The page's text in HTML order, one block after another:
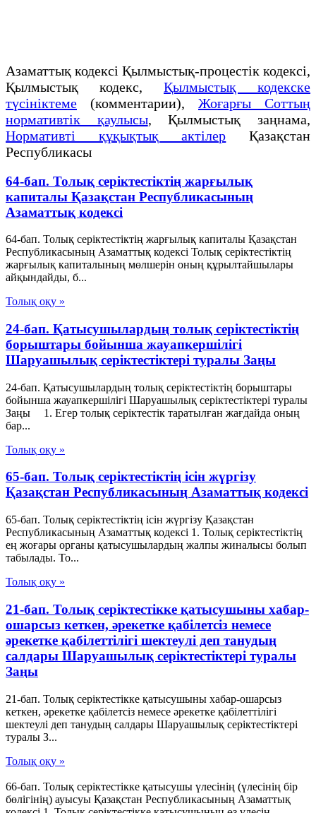
Азаматтық кодексi Қылмыстық-процестік кодексi,
Қылмыстық кодекс, Қылмыстық кодекске
түсініктеме (комментарии), Жоғарғы Соттың
нормативтік қаулысы, Қылмыстық заңнама,
Нормативті құқықтық актілер Қазақстан
Республикасы
64-бап. Толық серiктестiктiң жарғылық
капиталы Қазақстан Республикасының
Азаматтық кодексi
64-бап. Толық серiктестiктiң жарғылық капиталы Қазақстан
Республикасының Азаматтық кодексi Толық серiктестiктiң
жарғылық капиталының мөлшерiн оның құрылтайшылары
айқындайды, б...
Толық оқу »
24-бап. Қатысушылардың толық серiктестiктiң
борыштары бойынша жауапкершiлiгi
Шаруашылық серіктестіктері туралы Заңы
24-бап. Қатысушылардың толық серiктестiктiң борыштары
бойынша жауапкершiлiгi Шаруашылық серіктестіктері туралы
Заңы 1. Егер толық серiктестiк таратылған жағдайда оның
бар...
Толық оқу »
65-бап. Толық серiктестiктiң iсiн жүргiзу
Қазақстан Республикасының Азаматтық кодексi
65-бап. Толық серiктестiктiң iсiн жүргiзу Қазақстан
Республикасының Азаматтық кодексi 1. Толық серiктестiктiң
ең жоғары органы қатысушылардың жалпы жиналысы болып
табылады. То...
Толық оқу »
21-бап. Толық серiктестiкке қатысушыны хабар-
ошарсыз кеткен, әрекетке қабiлетсiз немесе
әрекетке қабiлеттiлiгi шектеулi деп танудың
салдары Шаруашылық серіктестіктері туралы
Заңы
21-бап. Толық серiктестiкке қатысушыны хабар-ошарсыз
кеткен, әрекетке қабiлетсiз немесе әрекетке қабiлеттiлiгi
шектеулi деп танудың салдары Шаруашылық серіктестіктері
туралы З...
Толық оқу »
66-бап. Толық серiктестiкке қатысушы үлесiнiң (үлесiнiң бiр
бөлiгiнiң) ауысуы Қазақстан Республикасының Азаматтық